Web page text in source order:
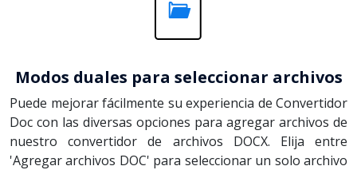
Modos duales para seleccionar archivos
Puede mejorar fácilmente su experiencia de Convertidor
Doc con las diversas opciones para agregar archivos de
nuestro convertidor de archivos DOCX. Elija entre
'Agregar archivos DOC' para seleccionar un solo archivo